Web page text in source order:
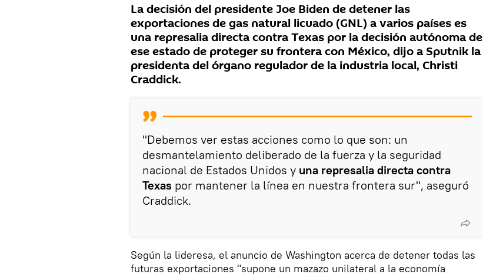
La decisión del presidente Joe Biden de detener las
exportaciones de gas natural licuado (GNL) a varios países es
una represalia directa contra Texas por la decisión autónoma de
ese estado de proteger su frontera con México, dijo a Sputnik la
presidenta del órgano regulador de la industria local, Christi
Craddick.
"Debemos ver estas acciones como lo que son: un
desmantelamiento deliberado de la fuerza y ​​la seguridad
nacional de Estados Unidos y una represalia directa contra
Texas por mantener la línea en nuestra frontera sur", aseguró
Craddick.
Según la lideresa, el anuncio de Washington acerca de detener todas las
futuras exportaciones "supone un mazazo unilateral a la economía